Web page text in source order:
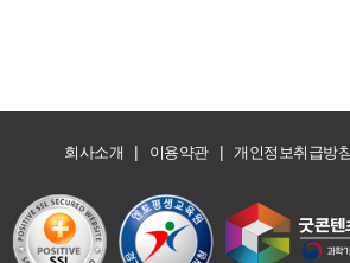
회사소개 | 이용약관 | 개인정보취급방침